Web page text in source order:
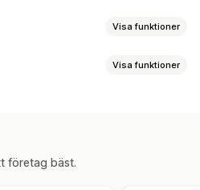
Visa funktioner
Visa funktioner
företag bäst.